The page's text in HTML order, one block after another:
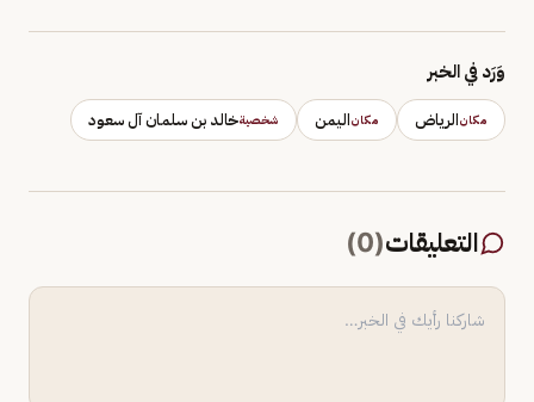
وَرَد في الخبر
مكانالرياض مكاناليمن شخصيةخالد بن سلمان آل سعود
التعليقات(
0
)